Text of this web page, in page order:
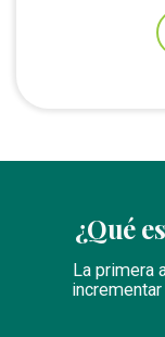
¿Qué
La primera